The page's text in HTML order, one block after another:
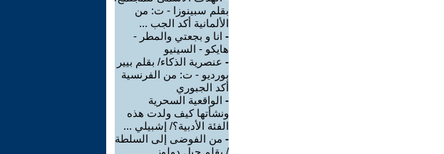
بقلم سبينوزا - ت: من
الألمانية أكد الجب ...
- انا و بجعتي والمطر -
هايكو - السينيو
- عنصرية الذكاء/ بقلم بيير
بورديو - ت: من الفرنسية
أكد الجبوري
- الواقعية السحرية
ونشأتها كيف ولدت هذه
الفئة الأدبية؟/ إشبيلي ...
- من الفوضى إلى السلطة
/ بقلم جيل دولوز